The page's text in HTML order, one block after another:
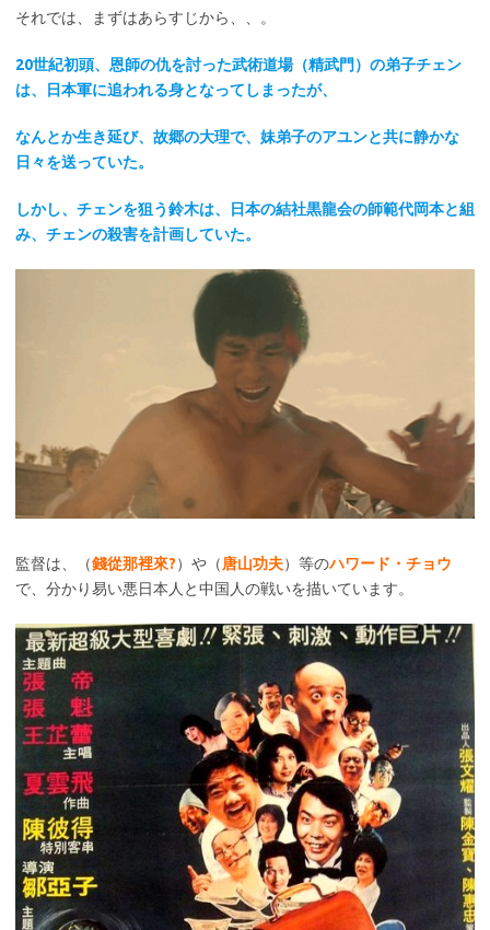
それでは、まずはあらすじから、、。
20世紀初頭、恩師の仇を討った武術道場（精武門）の弟子チェン
は、日本軍に追われる身となってしまったが、
なんとか生き延び、故郷の大理で、妹弟子のアユンと共に静かな
日々を送っていた。
しかし、チェンを狙う鈴木は、日本の結社黒龍会の師範代岡本と組
み、チェンの殺害を計画していた。
監督は、（錢從那裡來?）や（唐山功夫）等のハワード・チョウ
で、分かり易い悪日本人と中国人の戦いを描いています。